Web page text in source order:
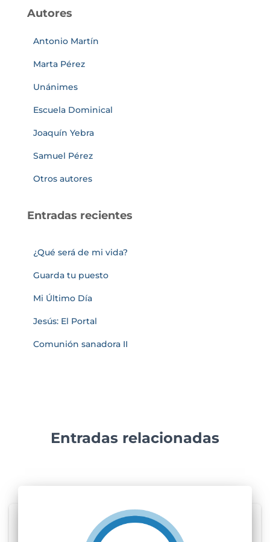
Autores
Antonio Martín
Marta Pérez
Unánimes
Escuela Dominical
Joaquín Yebra
Samuel Pérez
Otros autores
Entradas recientes
¿Qué será de mi vida?
Guarda tu puesto
Mi Último Día
Jesús: El Portal
Comunión sanadora II
Entradas relacionadas